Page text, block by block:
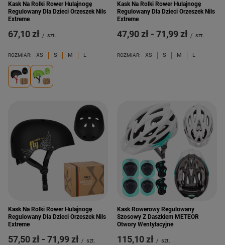
Kask Na Rolki Rower Hulajnogę
Regulowany Dla Dzieci Orzeszek Nils
Extreme
67,10 zł / szt.
ROZMIAR: XS S M L
Kask Na Rolki Rower Hulajnogę
Regulowany Dla Dzieci Orzeszek Nils
Extreme
od
47,90 zł - do
71,99 zł / szt.
ROZMIAR: XS S M L
Kask Na Rolki Rower Hulajnogę
Regulowany Dla Dzieci Orzeszek Nils
Extreme
od
57,50 zł - do
71,99 zł / szt.
Kask Rowerowy Regulowany
Szosowy Z Daszkiem METEOR
Otwory Wentylacyjne
115,10 zł / szt.